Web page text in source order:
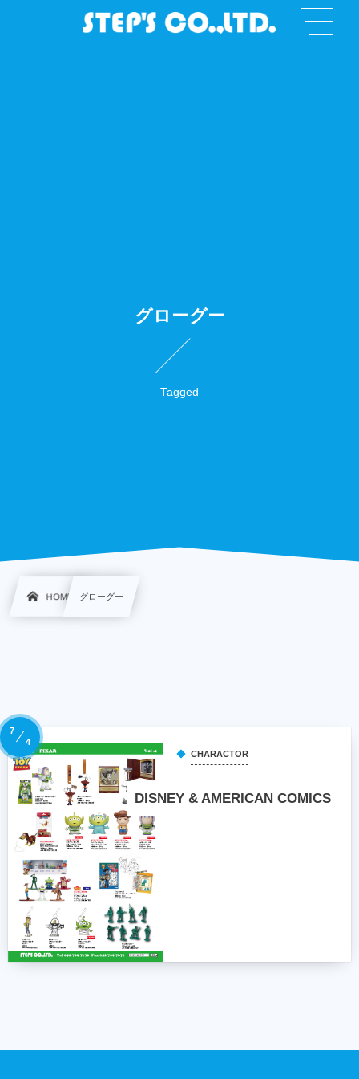
グローグー
Tagged
HOME グローグー
CHARACTOR
DISNEY & AMERICAN COMICS
7
4